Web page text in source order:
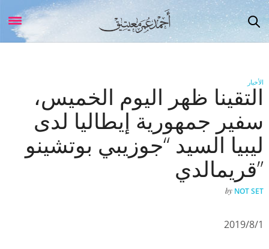
الأخبار
التقينا ظهر اليوم الخميس،
سفير جمهورية إيطاليا لدى
ليبيا السيد “جوزيبي بوتشينو
قريمالدي”
by NOT SET
2019/8/1